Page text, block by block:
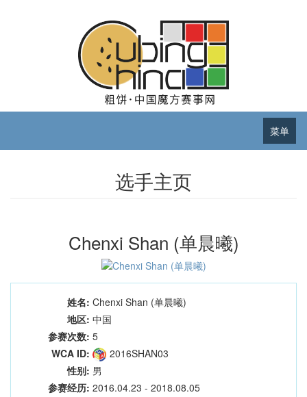
菜单
选手主页
Chenxi Shan (单晨曦)
姓名: Chenxi Shan (单晨曦)
地区: 中国
参赛次数: 5
WCA ID:
2016SHAN03
性别: 男
参赛经历: 2016.04.23 - 2018.08.05